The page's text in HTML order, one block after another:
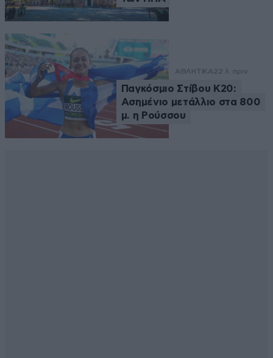
ΑΘΛΗΤΙΚΑ22 λ. πριν
Παγκόσμιο Στίβου Κ20:
Ασημένιο μετάλλιο στα 800
μ. η Ρούσσου